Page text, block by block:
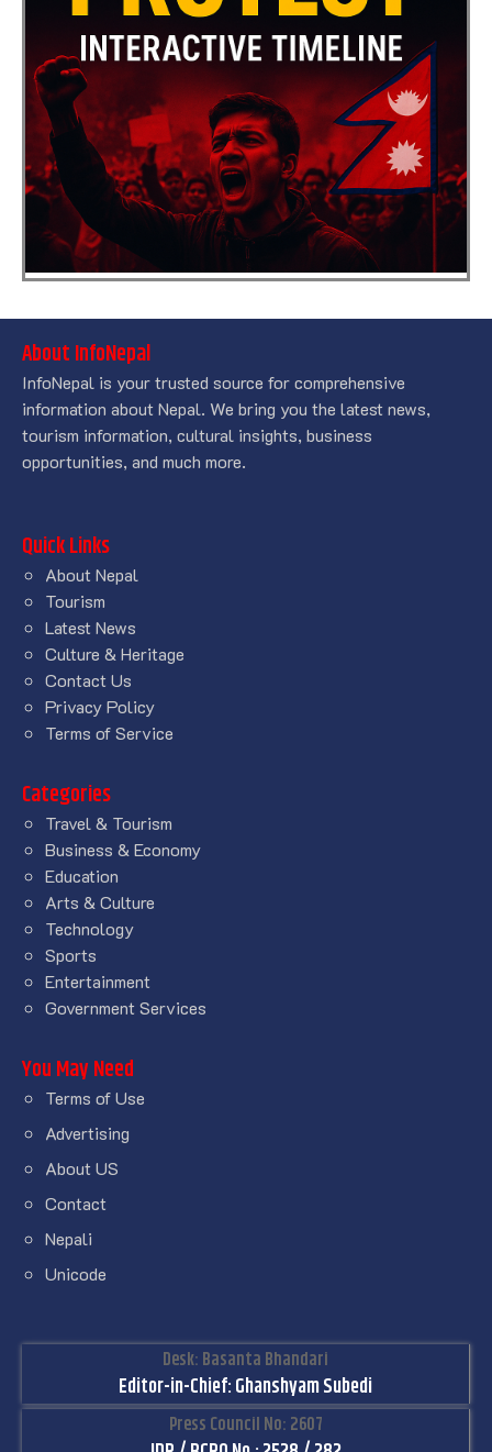
About InfoNepal
InfoNepal is your trusted source for comprehensive
information about Nepal. We bring you the latest news,
tourism information, cultural insights, business
opportunities, and much more.
Quick Links
About Nepal
Tourism
Latest News
Culture & Heritage
Contact Us
Privacy Policy
Terms of Service
Categories
Travel & Tourism
Business & Economy
Education
Arts & Culture
Technology
Sports
Entertainment
Government Services
You May Need
Terms of Use
Advertising
About US
Contact
Nepali
Unicode
Desk: Basanta Bhandari
Editor-in-Chief: Ghanshyam Subedi
Press Council No: 2607